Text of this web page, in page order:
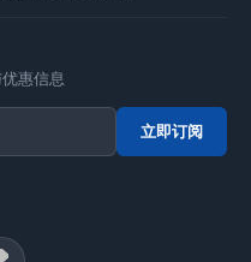
惠信息
立即订阅